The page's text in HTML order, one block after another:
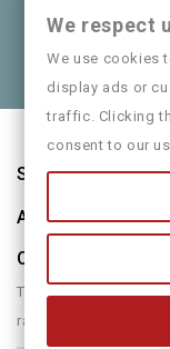
είδη όπως
Θα
Store
About Us
Our Newsletter
There are many
randomised
We respect
We use cookies
display ads or
traffic. Clicking
consent to our